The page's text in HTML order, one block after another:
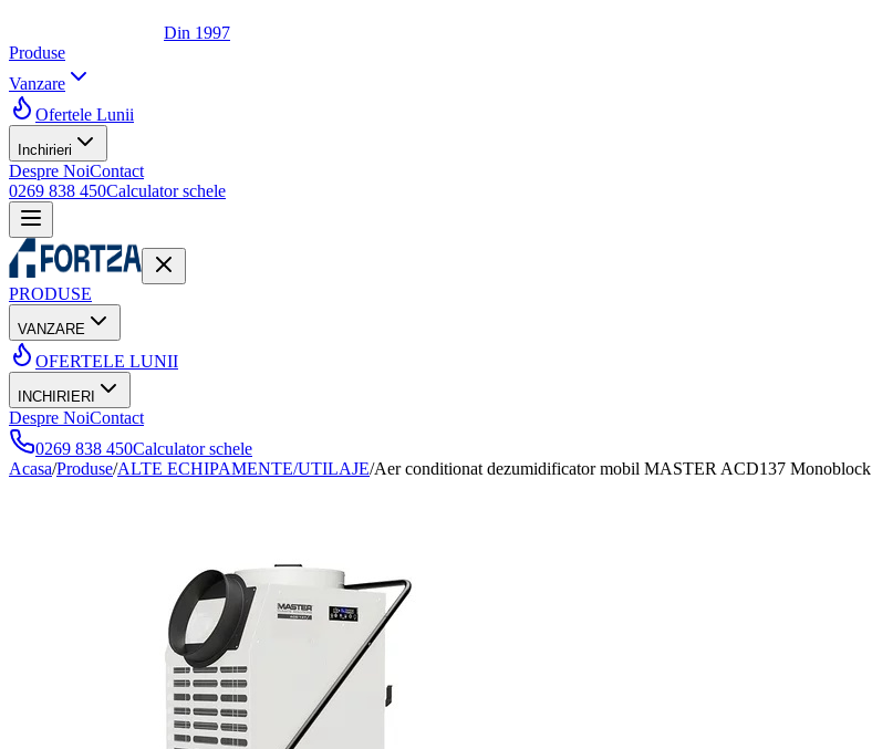
Din 1997
Produse
Vanzare
Ofertele Lunii
Inchirieri
Despre NoiContact
0269 838 450Calculator schele
PRODUSE
VANZARE
OFERTELE LUNII
INCHIRIERI
Despre NoiContact
0269 838 450Calculator schele
Acasa/Produse/ALTE ECHIPAMENTE/UTILAJE/Aer conditionat dezumidificator mobil MASTER ACD137 Monoblock